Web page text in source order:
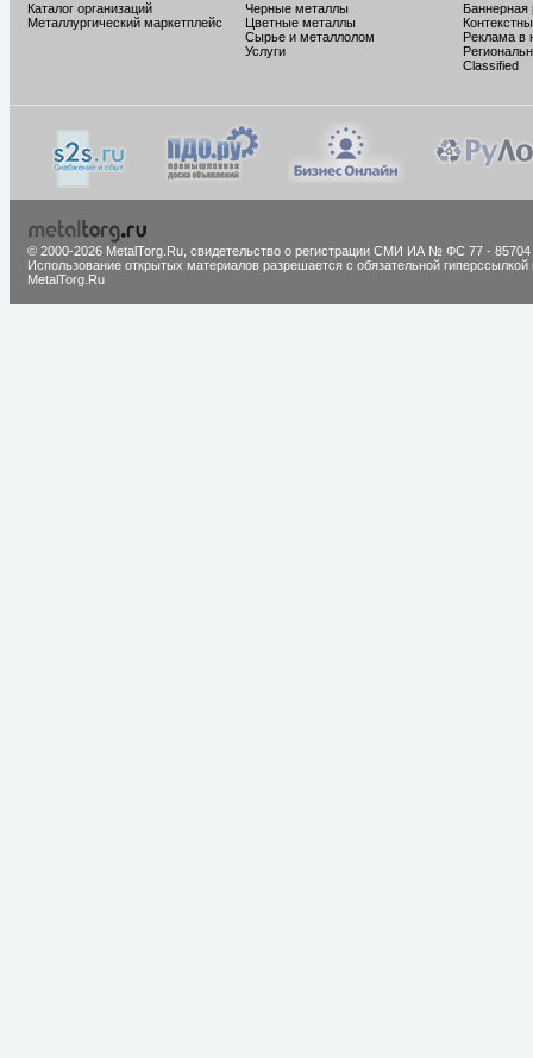
Каталог организаций
Металлургический маркетплейс
Черные металлы
Цветные металлы
Сырье и металлолом
Услуги
Баннерная
Реклама в
Classified
© 2000-2026 MetalTorg.Ru, cвидетельство о регистрации СМИ ИА № ФС 77 - 85704
Использование открытых материалов разрешается с обязательной гиперссылкой
MetalTorg.Ru